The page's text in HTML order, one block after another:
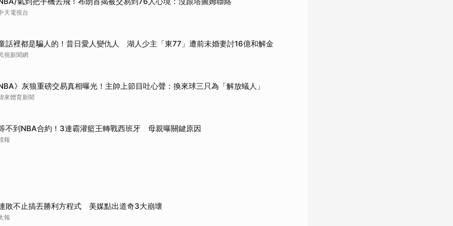
天電視台
話裡都是騙人的！昔日愛人變仇人 湖人少主「東77」遭前未婚妻討16億和解金
視新聞網
》灰狼重磅交易真相曝光！主帥上節目吐心聲：換來球三只為「解放蟻人」
來體育新聞
不到NBA合約！3連霸灌籃王轉戰西班牙 母親曝關鍵原因
報
敗不止搞丟勝利方程式 美媒點出道奇3大崩壞
報